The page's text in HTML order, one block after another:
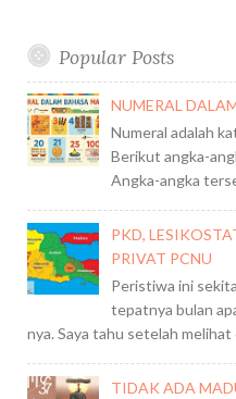
Popular Posts
NUMERAL
Numeral adalah
Berikut angka-
Angka-angka
PKD,
PRIVAT PCNU
Peristiwa ini
tepatnya bulan
nya. Saya tahu setelah melihat
TIDAK ADA